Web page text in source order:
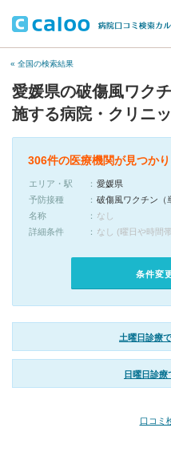
« 全国の検索結果
愛媛県の破傷風ワク
施する病院・クリニ
306件の医療機関が見つか
エリア・駅
愛媛県
予防接種
破傷風ワクチン（
名称
なし
詳細条件
なし (曜日や時間
条件変
土曜日診療
日曜日診療
口コミ